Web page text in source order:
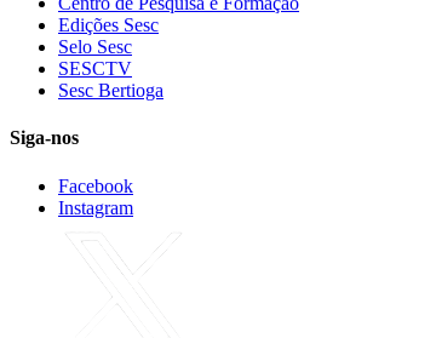
Edições Sesc
Selo Sesc
SESCTV
Sesc Bertioga
Siga-nos
Facebook
Instagram